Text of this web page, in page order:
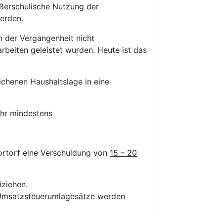
Nutzung der
der Vergangenheit nicht
geleistet wurden. Heute ist das
Haushaltslage in eine
mindestens
eine Verschuldung von 15 – 20
werden